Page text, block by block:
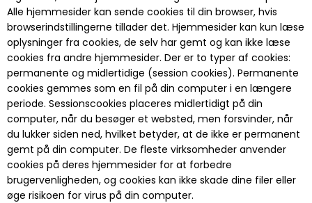
Alle hjemmesider kan sende cookies til din browser, hvis
browserindstillingerne tillader det. Hjemmesider kan kun læse
oplysninger fra cookies, de selv har gemt og kan ikke læse
cookies fra andre hjemmesider. Der er to typer af cookies:
permanente og midlertidige (session cookies). Permanente
cookies gemmes som en fil på din computer i en længere
periode. Sessionscookies placeres midlertidigt på din
computer, når du besøger et websted, men forsvinder, når
du lukker siden ned, hvilket betyder, at de ikke er permanent
gemt på din computer. De fleste virksomheder anvender
cookies på deres hjemmesider for at forbedre
brugervenligheden, og cookies kan ikke skade dine filer eller
øge risikoen for virus på din computer.